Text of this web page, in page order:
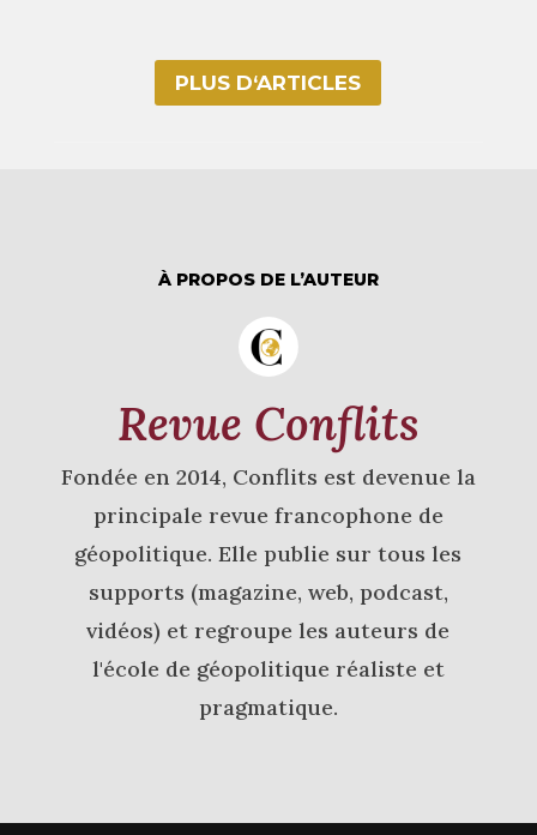
PLUS D‘ARTICLES
À PROPOS DE L’AUTEUR
Revue Conflits
Fondée en 2014, Conflits est devenue la
principale revue francophone de
géopolitique. Elle publie sur tous les
supports (magazine, web, podcast,
vidéos) et regroupe les auteurs de
l'école de géopolitique réaliste et
pragmatique.